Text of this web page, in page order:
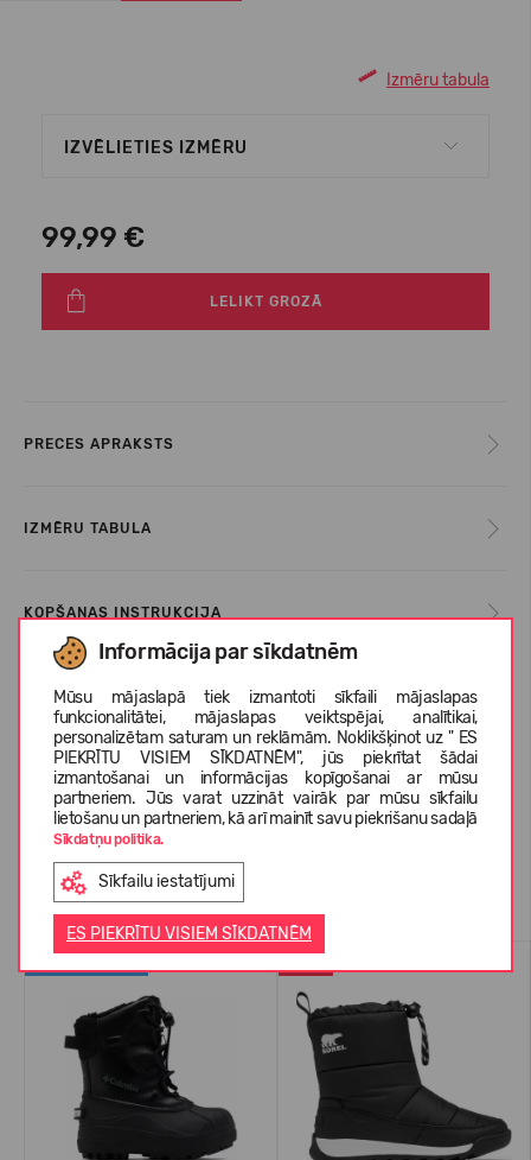
Informācija par sīkdatnēm
Mūsu mājaslapā tiek izmantoti sīkfaili mājaslapas
funkcionalitātei, mājaslapas veiktspējai, analītikai,
personalizētam saturam un reklāmām. Noklikšķinot uz " ES
PIEKRĪTU VISIEM SĪKDATNĒM", jūs piekrītat šādai
izmantošanai un informācijas kopīgošanai ar mūsu
partneriem. Jūs varat uzzināt vairāk par mūsu sīkfailu
lietošanu un partneriem, kā arī mainīt savu piekrišanu sadaļā
Sīkdatņu politika.
Sīkfailu iestatījumi
ES PIEKRĪTU VISIEM SĪKDATNĒM
Izmēru tabula
IZVĒLIETIES IZMĒRU
99,99 €
LELIKT GROZĀ
PRECES APRAKSTS
IZMĒRU TABULA
KOPŠANAS INSTRUKCIJA
PAR COLUMBIA
KLIENTU ATSAUKSMES (0)
Līdzīgas preces